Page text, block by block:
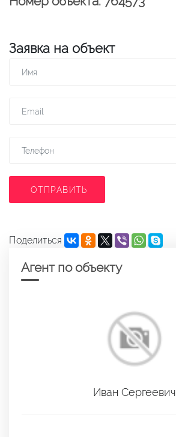
Заявка на объект
ОТПРАВИТЬ
Поделиться
Агент по объекту
Иван Сергеевич